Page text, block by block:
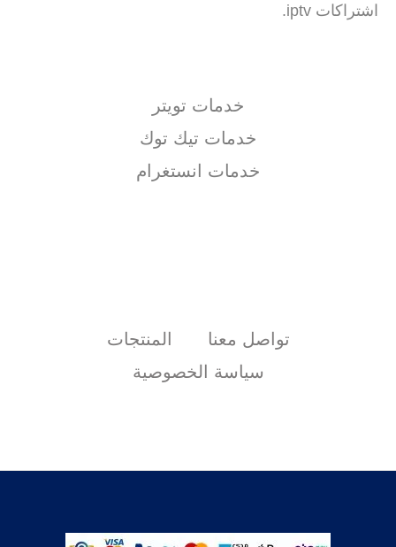
اشتراكات iptv.
خدمات تويتر
خدمات تيك توك
خدمات انستغرام
تواصل معنا
المنتجات
سياسة الخصوصية